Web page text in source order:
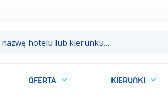
OFERTA KIERUNKI